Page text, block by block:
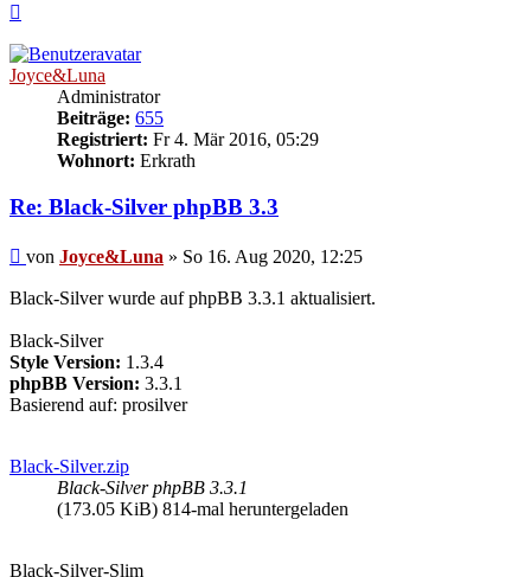
Joyce&Luna
Administrator
Beiträge: 655
Registriert: Fr 4. Mär 2016, 05:29
Wohnort: Erkrath
Re: Black-Silver phpBB 3.3
Beitrag
von Joyce&Luna » So 16. Aug 2020, 12:25
Black-Silver wurde auf phpBB 3.3.1 aktualisiert.
Black-Silver
Style Version: 1.3.4
phpBB Version: 3.3.1
Basierend auf: prosilver
Black-Silver.zip
Black-Silver phpBB 3.3.1
(173.05 KiB) 814-mal heruntergeladen
Black-Silver-Slim